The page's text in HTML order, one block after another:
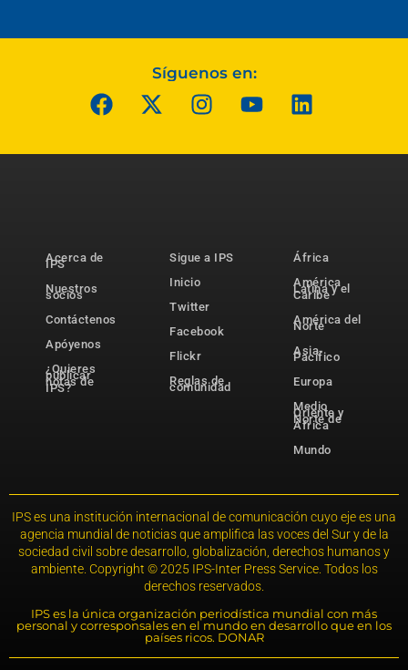
Síguenos en:
Acerca de
IPS
Nuestros
socios
Contáctenos
Apóyenos
¿Quieres
publicar
notas de
IPS?
Sigue a IPS
Inicio
Twitter
Facebook
Flickr
Reglas de
comunidad
África
América
Latina y el
Caribe
América del
Norte
Asia-
Pacífico
Europa
Medio
Oriente y
Norte de
África
Mundo
IPS es una institución internacional de comunicación cuyo eje es una
agencia mundial de noticias que amplifica las voces del Sur y de la
sociedad civil sobre desarrollo, globalización, derechos humanos y
ambiente. Copyright © 2025 IPS-Inter Press Service. Todos los
derechos reservados.
IPS es la única organización periodística mundial con más
personal y corresponsales en el mundo en desarrollo que en los
países ricos. DONAR